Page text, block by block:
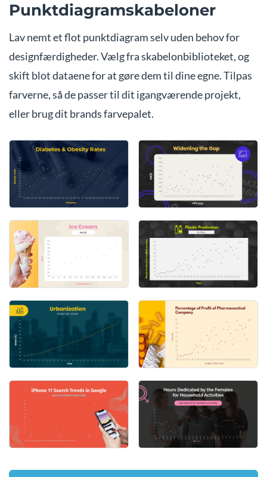
Punktdiagramskabeloner
Lav nemt et flot punktdiagram selv uden behov for
designfærdigheder. Vælg fra skabelonbiblioteket, og
skift blot dataene for at gøre dem til dine egne. Tilpas
farverne, så de passer til dit igangværende projekt,
eller brug dit brands farvepalet.